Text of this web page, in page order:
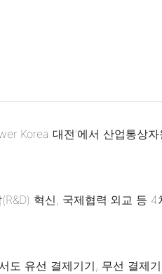
Korea 대전’에서 산업통상
혁신, 국제협력·외교 등
도 유선 결제기기, 무선 결제